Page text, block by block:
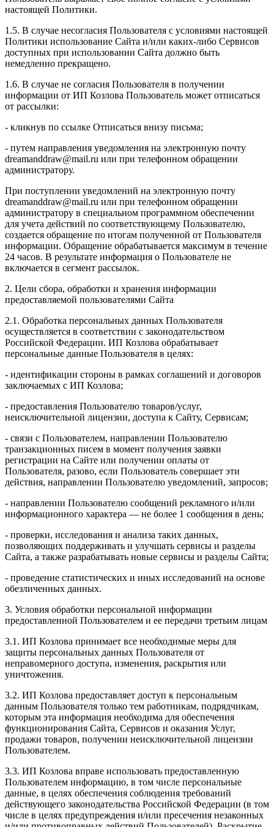
настоящей Политики.
1.5. В случае несогласия Пользователя с условиями настоящей
Политики использование Сайта и/или каких-либо Сервисов
доступных при использовании Сайта должно быть
немедленно прекращено.
1.6. В случае не согласия Пользователя в получении
информации от ИП Козлова Пользователь может отписаться
от рассылки:
- кликнув по ссылке Отписаться внизу письма;
- путем направления уведомления на электронную почту
dreamanddraw@mail.ru или при телефонном обращении
администратору.
При поступлении уведомлений на электронную почту
dreamanddraw@mail.ru или при телефонном обращении
администратору в специальном программном обеспечении
для учета действий по соответствующему Пользователю,
создается обращение по итогам полученной от Пользователя
информации. Обращение обрабатывается максимум в течение
24 часов. В результате информация о Пользователе не
включается в сегмент рассылок.
2. Цели сбора, обработки и хранения информации
предоставляемой пользователями Сайта
2.1. Обработка персональных данных Пользователя
осуществляется в соответствии с законодательством
Российской Федерации. ИП Козловa обрабатывает
персональные данные Пользователя в целях:
- идентификации стороны в рамках соглашений и договоров
заключаемых с ИП Козлова;
- предоставления Пользователю товаров/услуг,
неисключительной лицензии, доступа к Сайту, Сервисам;
- связи с Пользователем, направлении Пользователю
транзакционных писем в момент получения заявки
регистрации на Сайте или получении оплаты от
Пользователя, разово, если Пользователь совершает эти
действия, направлении Пользователю уведомлений, запросов;
- направлении Пользователю сообщений рекламного и/или
информационного характера — не более 1 сообщения в день;
- проверки, исследования и анализа таких данных,
позволяющих поддерживать и улучшать сервисы и разделы
Сайта, а также разрабатывать новые сервисы и разделы Сайта;
- проведение статистических и иных исследований на основе
обезличенных данных.
3. Условия обработки персональной информации
предоставленной Пользователем и ее передачи третьим лицам
3.1. ИП Козлова принимает все необходимые меры для
защиты персональных данных Пользователя от
неправомерного доступа, изменения, раскрытия или
уничтожения.
3.2. ИП Козлова предоставляет доступ к персональным
данным Пользователя только тем работникам, подрядчикам,
которым эта информация необходима для обеспечения
функционирования Сайта, Сервисов и оказания Услуг,
продажи товаров, получении неисключительной лицензии
Пользователем.
3.3. ИП Козлова вправе использовать предоставленную
Пользователем информацию, в том числе персональные
данные, в целях обеспечения соблюдения требований
действующего законодательства Российской Федерации (в том
числе в целях предупреждения и/или пресечения незаконных